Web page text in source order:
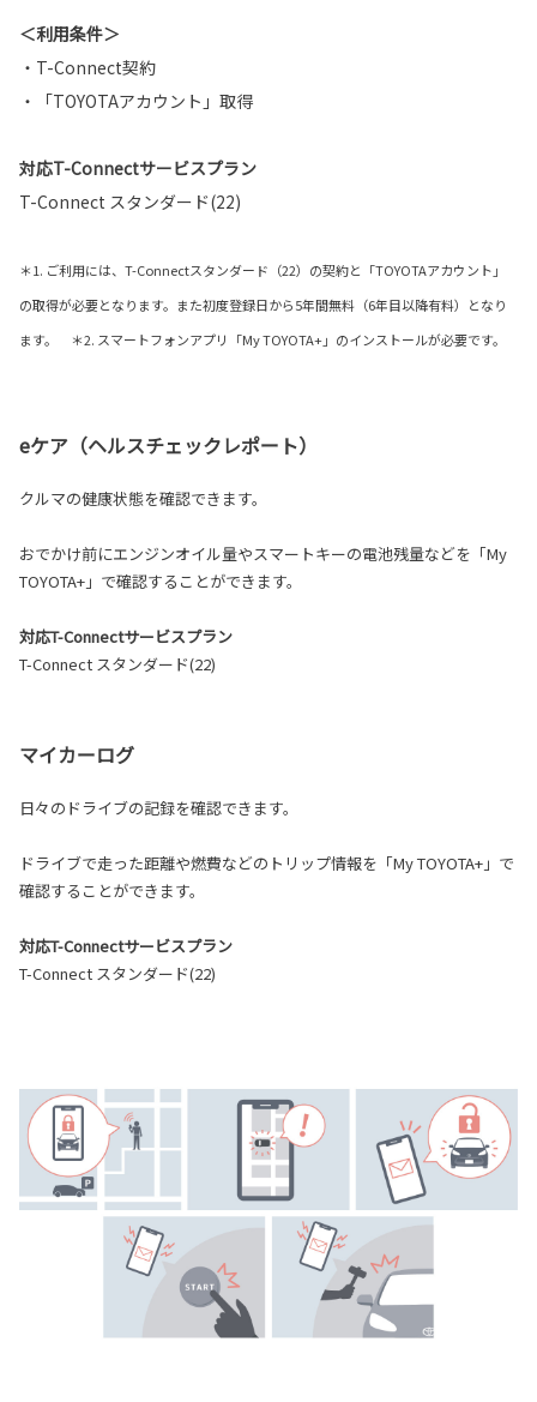
＜利用条件＞
・T-Connect契約
・「TOYOTAアカウント」取得
対応T-Connectサービスプラン
T-Connect スタンダード(22)
＊1. ご利用には、T-Connectスタンダード（22）の契約と「TOYOTAアカウント」
の取得が必要となります。また初度登録日から5年間無料（6年目以降有料）となり
ます。 ＊2. スマートフォンアプリ「My TOYOTA+」のインストールが必要です。
eケア（ヘルスチェックレポート）
クルマの健康状態を確認できます。
おでかけ前にエンジンオイル量やスマートキーの電池残量などを「My
TOYOTA+」で確認することができます。
対応T-Connectサービスプラン
T-Connect スタンダード(22)
マイカーログ
日々のドライブの記録を確認できます。
ドライブで走った距離や燃費などのトリップ情報を「My TOYOTA+」で
確認することができます。
対応T-Connectサービスプラン
T-Connect スタンダード(22)